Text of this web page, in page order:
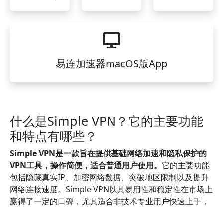
易连加速器macOS版App
什么是Simple VPN？它的主要功能
和特点有哪些？
Simple VPN是一款旨在提供基础网络加速和隐私保护的
VPN工具，操作简便，适合普通用户使用。 它的主要功能
包括隐藏真实IP、加密网络数据、突破地区限制以及提升
网络连接速度。Simple VPN以其易用性和稳定性在市场上
赢得了一定的口碑，尤其适合非技术专业用户快速上手，